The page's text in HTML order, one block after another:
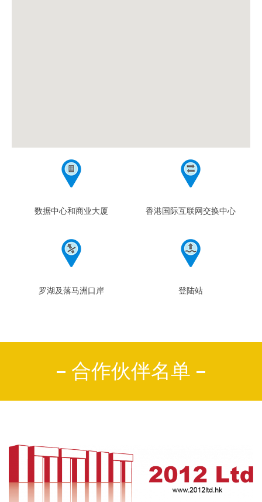
数据中心和商业大厦 香港国际互联网交换中心
罗湖及落马洲口岸 登陆站
合作伙伴名单